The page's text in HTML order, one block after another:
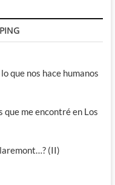
que nos hace humanos
me encontré en Los
(II)